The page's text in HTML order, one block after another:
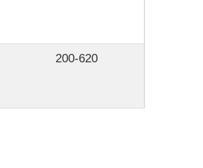
200-620